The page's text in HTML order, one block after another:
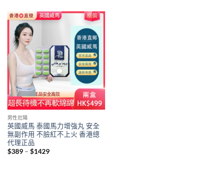
男性壯陽
英國威馬 泰國馬力增強丸 安全
無副作用 不臉紅不上火 香港總
代理正品
$389 – $1429Price